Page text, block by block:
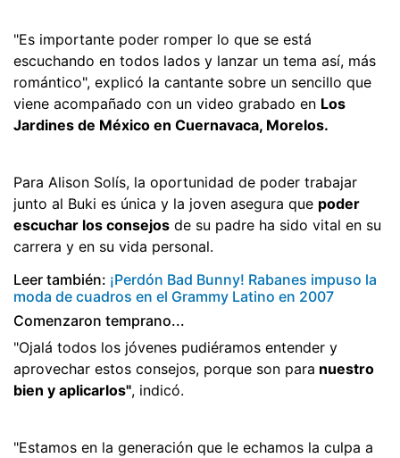
"Es importante poder romper lo que se está
escuchando en todos lados y lanzar un tema así, más
romántico", explicó la cantante sobre un sencillo que
viene acompañado con un video grabado en Los
Jardines de México en Cuernavaca, Morelos.
Para Alison Solís, la oportunidad de poder trabajar
junto al Buki es única y la joven asegura que poder
escuchar los consejos de su padre ha sido vital en su
carrera y en su vida personal.
Leer también: ¡Perdón Bad Bunny! Rabanes impuso la
moda de cuadros en el Grammy Latino en 2007
Comenzaron temprano...
"Ojalá todos los jóvenes pudiéramos entender y
aprovechar estos consejos, porque son para nuestro
bien y aplicarlos", indicó.
"Estamos en la generación que le echamos la culpa a